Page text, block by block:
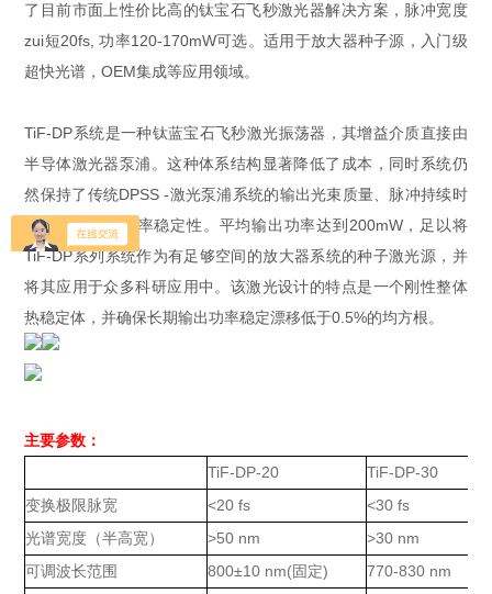
了目前市面上性价比高的钛宝石飞秒激光器解决方案，脉冲宽度
zui短20fs, 功率120-170mW可选。适用于放大器种子源，入门级
超快光谱，OEM集成等应用领域。
TiF-DP系统是一种钛蓝宝石飞秒激光振荡器，其增益介质直接由
半导体激光器泵浦。这种体系结构显著降低了成本，同时系统仍
然保持了传统DPSS -激光泵浦系统的输出光束质量、脉冲持续时
间和长期输出功率稳定性。平均输出功率达到200mW，足以将
TiF-DP系列系统作为有足够空间的放大器系统的种子激光源，并
将其应用于众多科研应用中。该激光设计的特点是一个刚性整体
热稳定体，并确保长期输出功率稳定漂移低于0.5%的均方根。
主要参数：
TiF-DP-20
TiF-DP-30
变换极限脉宽
<20 fs <30 fs
光谱宽度（半高宽）
>50 nm >30 nm
可调波长范围
800±10 nm(固定) 770-830 nm